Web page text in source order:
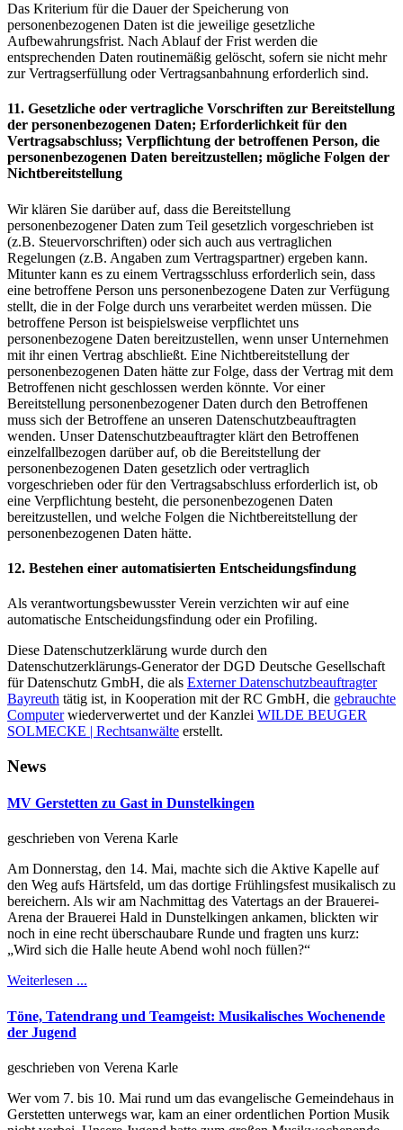
Das Kriterium für die Dauer der Speicherung von
personenbezogenen Daten ist die jeweilige gesetzliche
Aufbewahrungsfrist. Nach Ablauf der Frist werden die
entsprechenden Daten routinemäßig gelöscht, sofern sie nicht mehr
zur Vertragserfüllung oder Vertragsanbahnung erforderlich sind.
11. Gesetzliche oder vertragliche Vorschriften zur Bereitstellung
der personenbezogenen Daten; Erforderlichkeit für den
Vertragsabschluss; Verpflichtung der betroffenen Person, die
personenbezogenen Daten bereitzustellen; mögliche Folgen der
Nichtbereitstellung
Wir klären Sie darüber auf, dass die Bereitstellung
personenbezogener Daten zum Teil gesetzlich vorgeschrieben ist
(z.B. Steuervorschriften) oder sich auch aus vertraglichen
Regelungen (z.B. Angaben zum Vertragspartner) ergeben kann.
Mitunter kann es zu einem Vertragsschluss erforderlich sein, dass
eine betroffene Person uns personenbezogene Daten zur Verfügung
stellt, die in der Folge durch uns verarbeitet werden müssen. Die
betroffene Person ist beispielsweise verpflichtet uns
personenbezogene Daten bereitzustellen, wenn unser Unternehmen
mit ihr einen Vertrag abschließt. Eine Nichtbereitstellung der
personenbezogenen Daten hätte zur Folge, dass der Vertrag mit dem
Betroffenen nicht geschlossen werden könnte. Vor einer
Bereitstellung personenbezogener Daten durch den Betroffenen
muss sich der Betroffene an unseren Datenschutzbeauftragten
wenden. Unser Datenschutzbeauftragter klärt den Betroffenen
einzelfallbezogen darüber auf, ob die Bereitstellung der
personenbezogenen Daten gesetzlich oder vertraglich
vorgeschrieben oder für den Vertragsabschluss erforderlich ist, ob
eine Verpflichtung besteht, die personenbezogenen Daten
bereitzustellen, und welche Folgen die Nichtbereitstellung der
personenbezogenen Daten hätte.
12. Bestehen einer automatisierten Entscheidungsfindung
Als verantwortungsbewusster Verein verzichten wir auf eine
automatische Entscheidungsfindung oder ein Profiling.
Diese Datenschutzerklärung wurde durch den
Datenschutzerklärungs-Generator der DGD Deutsche Gesellschaft
für Datenschutz GmbH, die als Externer Datenschutzbeauftragter
Bayreuth tätig ist, in Kooperation mit der RC GmbH, die gebrauchte
Computerwiederverwertet und der Kanzlei WILDE BEUGER
SOLMECKE | Rechtsanwälte erstellt.
News
MV Gerstetten zu Gast in Dunstelkingen
geschrieben von Verena Karle
Am Donnerstag, den 14. Mai, machte sich die Aktive Kapelle auf
den Weg aufs Härtsfeld, um das dortige Frühlingsfest musikalisch zu
bereichern. Als wir am Nachmittag des Vatertags an der Brauerei-
Arena der Brauerei Hald in Dunstelkingen ankamen, blickten wir
noch in eine recht überschaubare Runde und fragten uns kurz:
„Wird sich die Halle heute Abend wohl noch füllen?“
Weiterlesen ...
Töne, Tatendrang und Teamgeist: Musikalisches Wochenende
der Jugend
geschrieben von Verena Karle
Wer vom 7. bis 10. Mai rund um das evangelische Gemeindehaus in
Gerstetten unterwegs war, kam an einer ordentlichen Portion Musik